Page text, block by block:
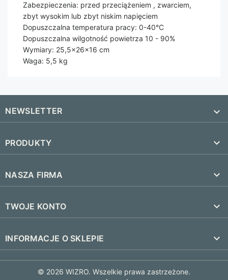
Zabezpieczenia: przed przeciążeniem , zwarciem,
zbyt wysokim lub zbyt niskim napięciem
Dopuszczalna temperatura pracy: 0-40°C
Dopuszczalna wilgotność powietrza 10 - 90%
Wymiary: 25,5x26x16 cm
Waga: 5,5 kg
NEWSLETTER 
PRODUKTY 
Najczęściej kupowane
NASZA FIRMA 
Regulamin
Kontakt
TWOJE KONTO 
Zaloguj się
Utwórz konto
INFORMACJE O SKLEPIE keyboard_arrow_down
© 2026 WIZRO. Wszelkie prawa zastrzeżone.